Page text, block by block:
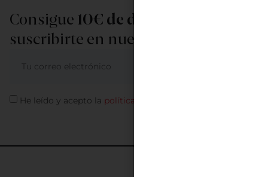
Consigue 10€ de descuento
suscribirte en nuestra newsletter
He leído y acepto la política de privacidad